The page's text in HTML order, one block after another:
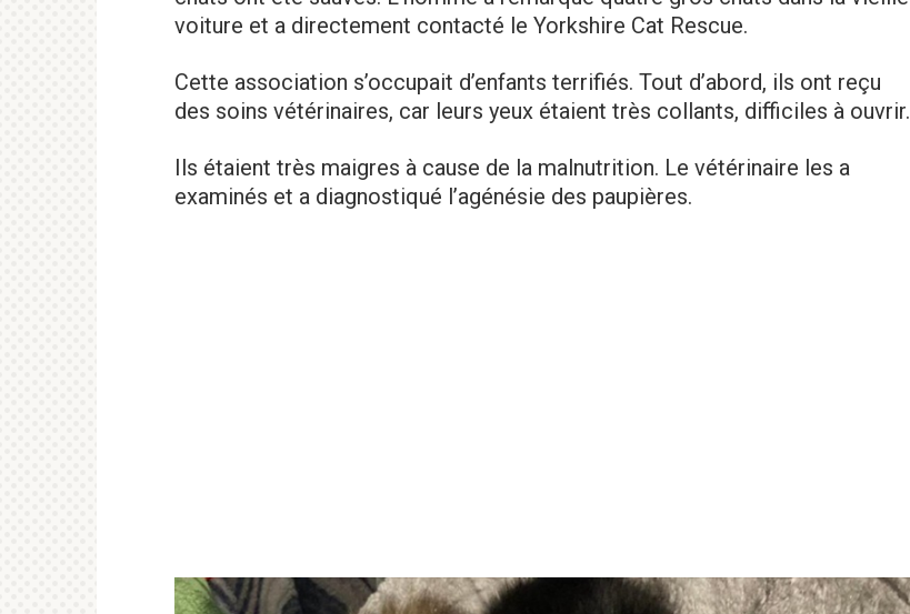
voiture et a directement contacté le Yorkshire Cat Rescue.
Cette association s’occupait d’enfants terrifiés. Tout d’abord, ils ont reçu
des soins vétérinaires, car leurs yeux étaient très collants, difficiles à ouvrir.
Ils étaient très maigres à cause de la malnutrition. Le vétérinaire les a
examinés et a diagnostiqué l’agénésie des paupières.